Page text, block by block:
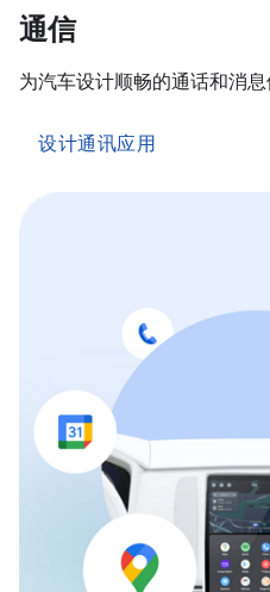
通信
为汽车设计顺畅的通话和消息
设计通讯应用